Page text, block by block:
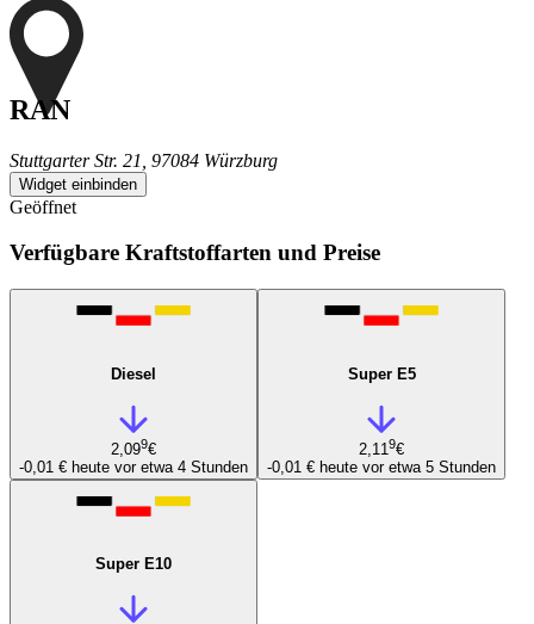
RAN
Stuttgarter Str. 21, 97084 Würzburg
Widget einbinden
Geöffnet
Verfügbare Kraftstoffarten und Preise
Diesel
2,099€
-0,01 € heute vor etwa 4 Stunden
Super E5
2,119€
-0,01 € heute vor etwa 5 Stunden
Super E10